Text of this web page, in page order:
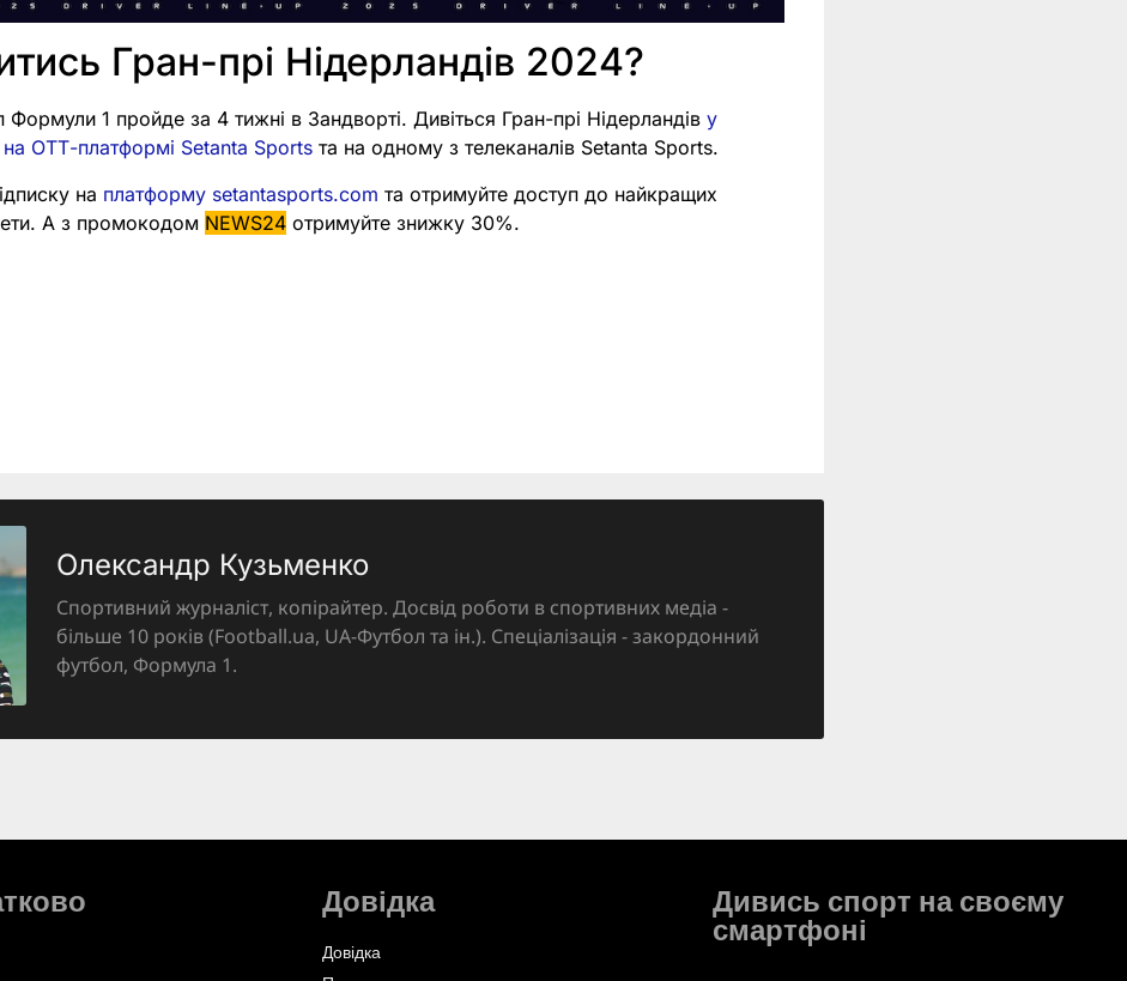
Гран-прі Нідерландів 2024?
Формули 1 пройде за 4 тижні в Зандворті. Дивіться Гран-прі Нідерландіву
ОТТ-платформі Setanta Sports та на одному з телеканалів Setanta Sports.
на платформу setantasports.com та отримуйте доступ до найкращих
А з промокодом NEWS24 отримуйте знижку 30%.
Олександр Кузьменко
Спортивний журналіст, копірайтер. Досвід роботи в спортивних медіа -
більше 10 років (Football.ua, UA-Футбол та ін.). Спеціалізація - закордонний
футбол, Формула 1.
Довідка
Довідка
Дивись спорт на своєму
смартфоні